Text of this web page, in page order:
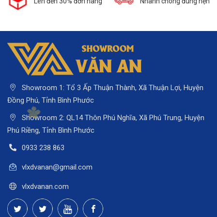
Showroom 1: Tổ 3 Ấp Thuận Thành, Xã Thuận Lợi, Huyện
Đồng Phú, Tỉnh Bình Phước
Showroom 2: QL14 Thôn Phú Nghĩa, Xã Phú Trung, Huyện
Phú Riềng, Tỉnh Bình Phước
0933 238 863
vlxdvanan@gmail.com
vlxdvanan.com